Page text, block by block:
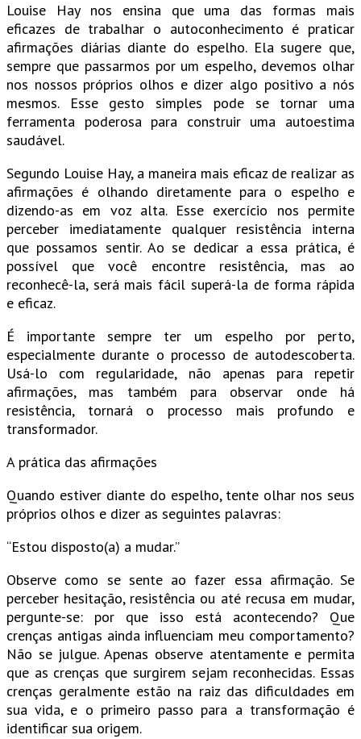
Louise Hay nos ensina que uma das formas mais
eficazes de trabalhar o autoconhecimento é praticar
afirmações diárias diante do espelho. Ela sugere que,
sempre que passarmos por um espelho, devemos olhar
nos nossos próprios olhos e dizer algo positivo a nós
mesmos. Esse gesto simples pode se tornar uma
ferramenta poderosa para construir uma autoestima
saudável.
Segundo Louise Hay, a maneira mais eficaz de realizar as
afirmações é olhando diretamente para o espelho e
dizendo-as em voz alta. Esse exercício nos permite
perceber imediatamente qualquer resistência interna
que possamos sentir. Ao se dedicar a essa prática, é
possível que você encontre resistência, mas ao
reconhecê-la, será mais fácil superá-la de forma rápida
e eficaz.
É importante sempre ter um espelho por perto,
especialmente durante o processo de autodescoberta.
Usá-lo com regularidade, não apenas para repetir
afirmações, mas também para observar onde há
resistência, tornará o processo mais profundo e
transformador.
A prática das afirmações
Quando estiver diante do espelho, tente olhar nos seus
próprios olhos e dizer as seguintes palavras:
“Estou disposto(a) a mudar.”
Observe como se sente ao fazer essa afirmação. Se
perceber hesitação, resistência ou até recusa em mudar,
pergunte-se: por que isso está acontecendo? Que
crenças antigas ainda influenciam meu comportamento?
Não se julgue. Apenas observe atentamente e permita
que as crenças que surgirem sejam reconhecidas. Essas
crenças geralmente estão na raiz das dificuldades em
sua vida, e o primeiro passo para a transformação é
identificar sua origem.